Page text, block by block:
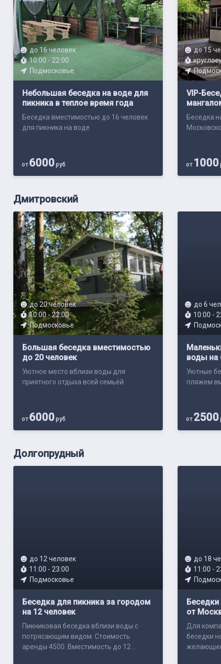
до 16 человек
10:00 - 22:00
Подмосковье
Небольшая беседка на воде для
пикника в теплое время года
Беседка вместимостью до 16 человек
для пикника на воде
от6000 руб
до 15
VIP-
Беседка
от 1000
Дмитровский
до 20 человек
10:00 - 22:00
Подмосковье
Большая беседка вместимостью
до 20 человек
Уютное место вблизи воды для
приятного отдыха всей семьёй
от6000 руб
до 6
10:00 -
воды на
Уютные
пляжем
от2500
Долгопрудный
до 12 человек
11:00 - 23:00
Подмосковье
Беседка для пикника за городом
на 12 человек
Пикниковая беседка вблизи воды с
потрясающим видом. Стоимость
аренды 4500. Вместимость до 12 ...
до 18
11:00 -
от
Для
беседки
желающих